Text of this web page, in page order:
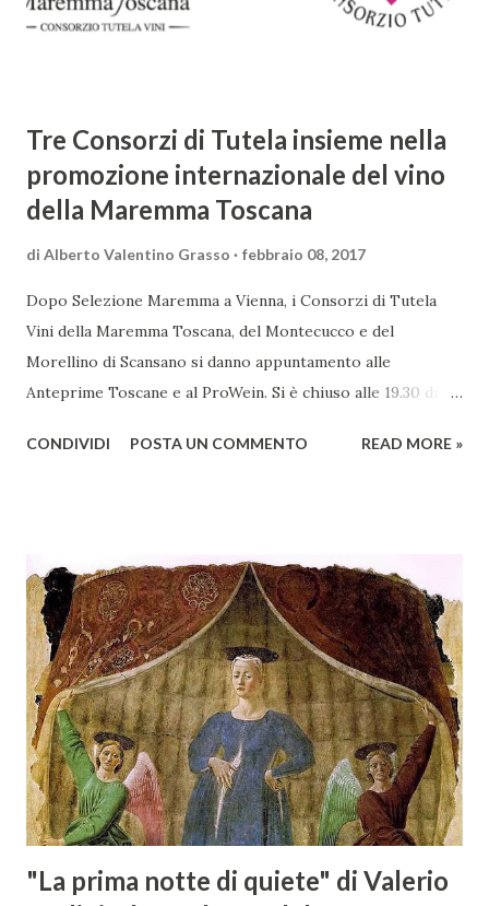
canti, composto da oltre 40.000 versi. Narra la storia
Tre Consorzi di Tutela insieme nella
promozione internazionale del vino
della Maremma Toscana
di Alberto Valentino Grasso febbraio 08, 2017
Dopo Selezione Maremma a Vienna, i Consorzi di Tutela
Vini della Maremma Toscana, del Montecucco e del
Morellino di Scansano si danno appuntamento alle
Anteprime Toscane e al ProWein. Si è chiuso alle 19.30 di
presso l’Hotel Regina di Vienna dalla società Wein & Kultur,
territorio maremmano: Consorzio Tutela Vini della
Maremma Toscana, del Montecucco e del Morellino di
Scansano. Scopo dell’iniziativa è stato quello di promuovere
le eccellenze vitivinicole della regione in Austria, un
mercato dove il potenziale di crescita è ancora molto alto,
assistendo i produttori nella creazione di contatti
commerciali con gli operatori locali. Gli organizzatori
dell’evento, Christian Bauer, austriaco ed esperto di vini e
conoscitore dei mercati di lingua tedes...
CONDIVIDI POSTA UN COMMENTO READ MORE »
"La prima notte di quiete" di Valerio